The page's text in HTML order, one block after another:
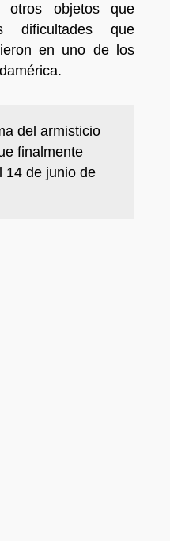
otros objetos que
dificultades que
en uno de los
del armisticio
finalmente
14 de junio de